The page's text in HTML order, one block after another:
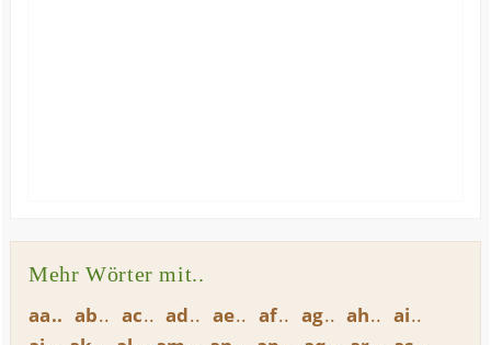
Mehr Wörter mit..
aa ab ac ad ae af ag ah
ai